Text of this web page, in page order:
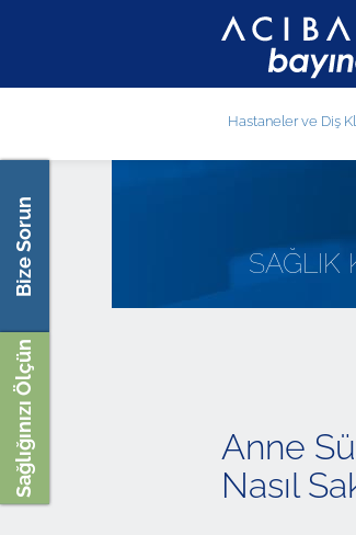
Hastaneler ve Diş
Bize Sorun
Sağlığınızı Ölçün
SAĞLIK
Anne
Nasıl